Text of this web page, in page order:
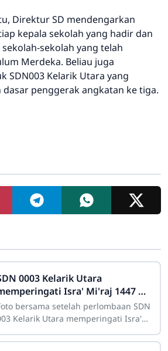
Direktur SD mendengarkan
kepala sekolah yang hadir dan
sekolah yang telah
Merdeka. Beliau juga
SDN003 Kelarik Utara yang
penggerak angkatan ke tiga.
0003 Kelarik Utara
Isra' Mi'raj 1447 H :
perlombaan hafalan niat
hingga praktek sholat
bersama setelah perlombaan SDN
Kelarik Utara memperingati Isra'
dan ceramah agama.